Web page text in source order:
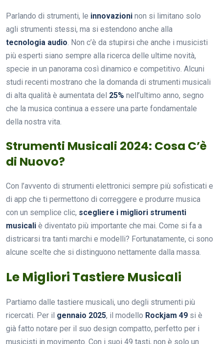
Parlando di strumenti, le innovazioni non si limitano solo
agli strumenti stessi, ma si estendono anche alla
tecnologia audio. Non c’è da stupirsi che anche i musicisti
più esperti siano sempre alla ricerca delle ultime novità,
specie in un panorama così dinamico e competitivo. Alcuni
studi recenti mostrano che la domanda di strumenti musicali
di alta qualità è aumentata del 25% nell’ultimo anno, segno
che la musica continua a essere una parte fondamentale
della nostra vita.
Strumenti Musicali 2024: Cosa C’è
di Nuovo?
Con l’avvento di strumenti elettronici sempre più sofisticati e
di app che ti permettono di correggere e produrre musica
con un semplice clic, scegliere i migliori strumenti
musicali è diventato più importante che mai. Come si fa a
districarsi tra tanti marchi e modelli? Fortunatamente, ci sono
alcune scelte che si distinguono nettamente dalla massa.
Le Migliori Tastiere Musicali
Partiamo dalle tastiere musicali, uno degli strumenti più
ricercati. Per il gennaio 2025, il modello Rockjam 49 si è
già fatto notare per il suo design compatto, perfetto per i
musicisti in movimento. Con i suoi 49 tasti, non è solo un